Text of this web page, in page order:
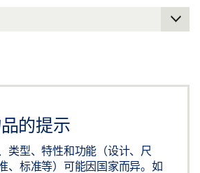
的提示
类型、特性和功能（设计、尺
、标准等）可能因国家而异。如